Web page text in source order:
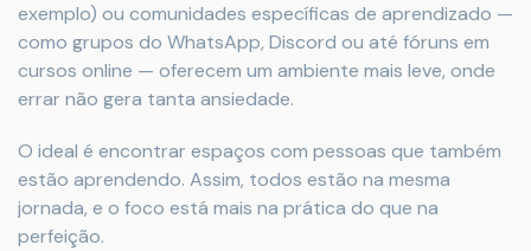
exemplo) ou comunidades específicas de aprendizado —
como grupos do WhatsApp, Discord ou até fóruns em
cursos online — oferecem um ambiente mais leve, onde
errar não gera tanta ansiedade.
O ideal é encontrar espaços com pessoas que também
estão aprendendo. Assim, todos estão na mesma
jornada, e o foco está mais na prática do que na
perfeição.